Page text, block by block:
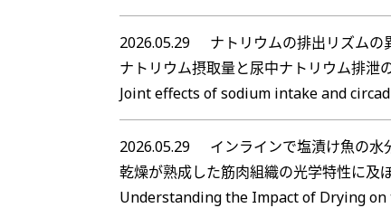
2026.05.29
ナトリウムの排出リズムの
ナトリウム摂取量と尿中ナトリウム排泄
Joint effects of sodium intake and
2026.05.29
インラインで塩漬け魚の
乾燥が熟成した筋肉組織の光学特性に及
Understanding the Impact of Drying on